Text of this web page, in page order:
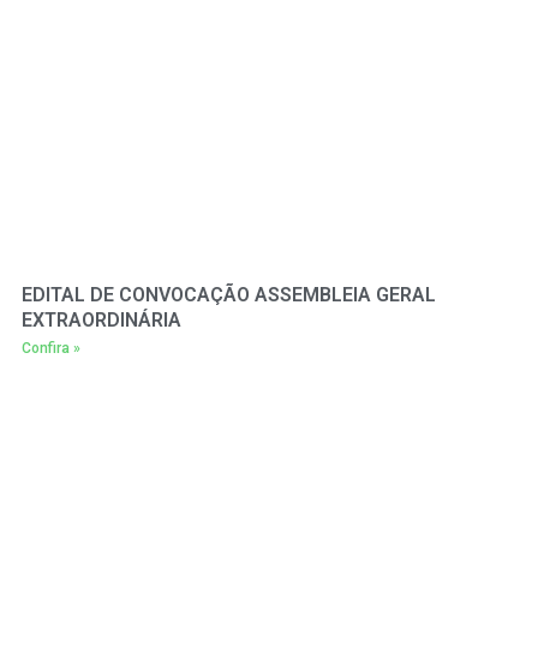
EDITAL DE CONVOCAÇÃO ASSEMBLEIA GERAL
EXTRAORDINÁRIA
Confira »